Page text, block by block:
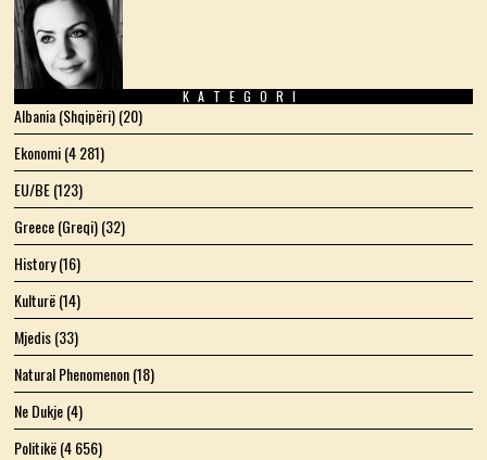
KATEGORI
Albania (Shqipëri)(20)
Ekonomi(4 281)
EU/BE(123)
Greece (Greqi)(32)
History(16)
Kulturë(14)
Mjedis(33)
Natural Phenomenon(18)
Ne Dukje(4)
Politikë(4 656)